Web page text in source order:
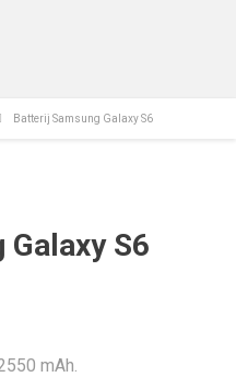
Batterij Samsung Galaxy S6
S6
mAh.